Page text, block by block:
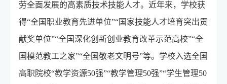
劳全面发展的高素质技术技能人才。近年来，学校获
得“全国职业教育先进单位”“国家技能人才培育突出贡
献奖单位”“全国深化创新创业教育改革示范高校”“全
国模范教工之家”“全国敬老文明号”等。学校入选全国
高职院校“教学资源50强”“教学管理50强”“学生管理50